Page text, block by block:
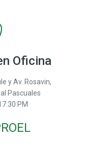
Oficina
y Av. Rosavin,
Pascuales
PM